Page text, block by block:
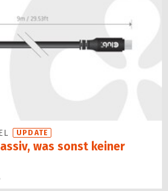
UPDATE
was sonst keiner